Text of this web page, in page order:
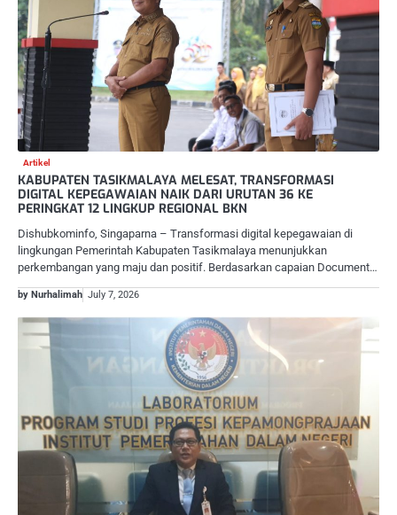
Artikel
KABUPATEN TASIKMALAYA MELESAT, TRANSFORMASI
DIGITAL KEPEGAWAIAN NAIK DARI URUTAN 36 KE
PERINGKAT 12 LINGKUP REGIONAL BKN
Dishubkominfo, Singaparna – Transformasi digital kepegawaian di
lingkungan Pemerintah Kabupaten Tasikmalaya menunjukkan
perkembangan yang maju dan positif. Berdasarkan capaian Document…
by Nurhalimah July 7, 2026